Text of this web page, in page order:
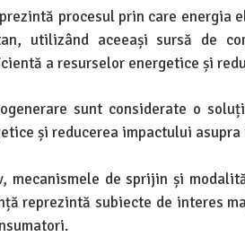
procesul prin care energia
utilizând aceeași sursă de
a resurselor energetice și
sunt considerate o
și reducerea impactului
mecanismele de sprijin și
reprezintă subiecte de interes